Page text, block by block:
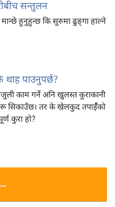
सन्तुलन
हुनुहुन्छ कि सुरुमा ढुङ्‌गा हाल्ने
पाउनुपर्छ?
काम गर्ने अनि खुलस्त कुराकानी
सिकाउँछ। तर के खेलकुद तपाईँको
कुरा हो?